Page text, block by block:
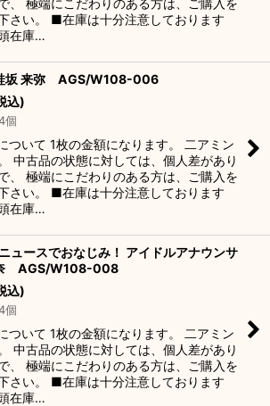
、 極端にこだわりのある方は、ご購入を
さい。 ■在庫は十分注意しております
在庫…
蛙坂 来弥 AGS/W108-006
込)
個
ついて 1枚の金額になります。 二アミン
中古品の状態に対しては、個人差があり
、 極端にこだわりのある方は、ご購入を
さい。 ■在庫は十分注意しております
在庫…
ニュースでおなじみ！ アイドルアナウンサ
AGS/W108-008
込)
個
ついて 1枚の金額になります。 二アミン
中古品の状態に対しては、個人差があり
、 極端にこだわりのある方は、ご購入を
さい。 ■在庫は十分注意しております
在庫…